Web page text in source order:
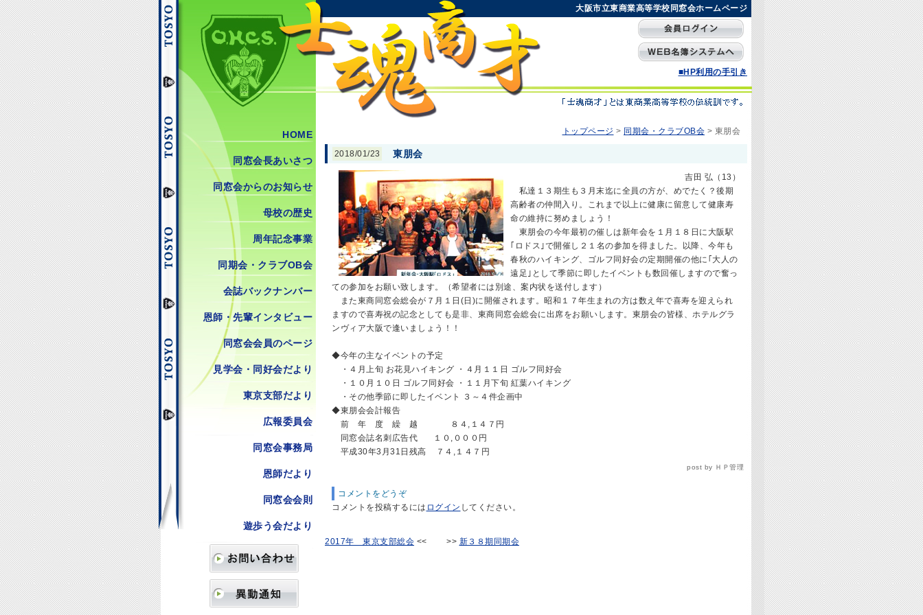
大阪市立東商業高等学校同窓会ホームページ
■HP利用の手引き
トップページ > 同期会・クラブOB会 > 東朋会
2018/01/23 東朋会
吉田 弘（13）
私達１３期生も３月末迄に全員の方が、めでたく？後期
高齢者の仲間入り。これまで以上に健康に留意して健康寿
命の維持に努めましょう！
東朋会の今年最初の催しは新年会を１月１８日に大阪駅
｢ロドス｣で開催し２１名の参加を得ました。以降、今年も
春秋のハイキング、ゴルフ同好会の定期開催の他に｢大人の
遠足｣として季節に即したイベントも数回催しますので奮っ
ての参加をお願い致します。（希望者には別途、案内状を送付します）
また東商同窓会総会が７月１日(日)に開催されます。昭和１７年生まれの方は数え年で喜寿を迎えられ
ますので喜寿祝の記念としても是非、東商同窓会総会に出席をお願いします。東朋会の皆様、ホテルグラ
ンヴィア大阪で逢いましょう！！
◆今年の主なイベントの予定
・４月上旬 お花見ハイキング ・４月１１日 ゴルフ同好会
・１０月１０日 ゴルフ同好会 ・１１月下旬 紅葉ハイキング
・その他季節に即したイベント ３～４件企画中
◆東朋会会計報告
前 年 度 繰 越 ８４,１４７円
同窓会誌名刺広告代 １０,０００円
平成30年3月31日残高 ７４,１４７円
post by ＨＰ管理
コメントをどうぞ
コメントを投稿するには ログイン してください。
2017年 東京支部総会 << >> 新３８期同期会
HOME
同窓会長あいさつ
同窓会からのお知らせ
母校の歴史
周年記念事業
同期会・クラブOB会
会誌バックナンバー
恩師・先輩インタビュー
同窓会会員のページ
見学会・同好会だより
東京支部だより
広報委員会
同窓会事務局
恩師だより
同窓会会則
遊歩う会だより